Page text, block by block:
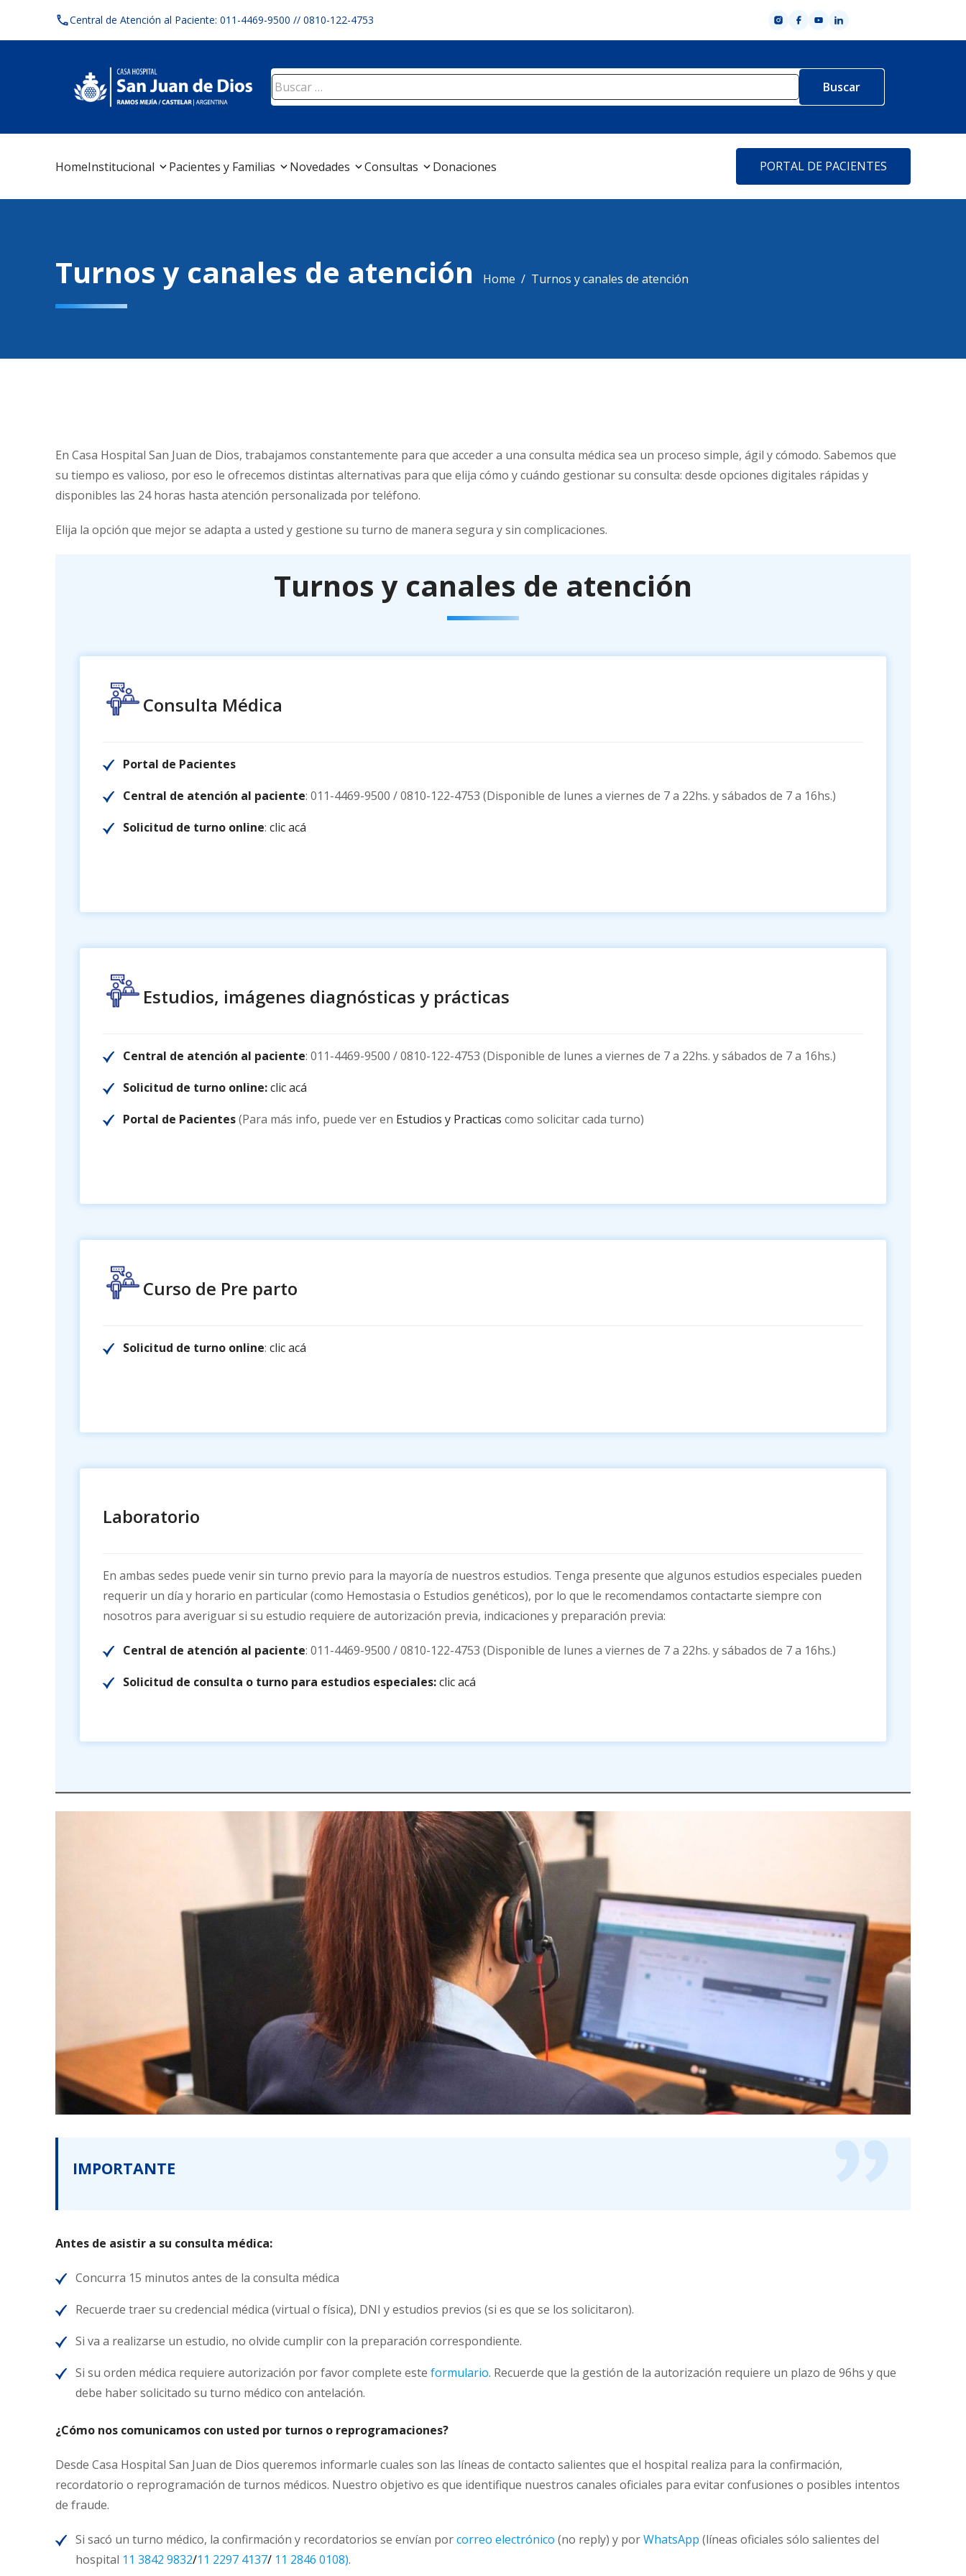
Central de Atención al Paciente: 011-4469-9500 // 0810-122-4753
Buscar:
HomeInstitucional Pacientes y Familias Novedades Consultas Donaciones PORTAL DE PACIENTES
Turnos y canales de atención Home Turnos y canales de atención
En Casa Hospital San Juan de Dios, trabajamos constantemente para que acceder a una consulta médica sea un proceso simple, ágil y cómodo. Sabemos que
su tiempo es valioso, por eso le ofrecemos distintas alternativas para que elija cómo y cuándo gestionar su consulta: desde opciones digitales rápidas y
disponibles las 24 horas hasta atención personalizada por teléfono.
Elija la opción que mejor se adapta a usted y gestione su turno de manera segura y sin complicaciones.
Turnos y canales de atención
Consulta Médica
Portal de Pacientes
Central de atención al paciente: 011-4469-9500 / 0810-122-4753 (Disponible de lunes a viernes de 7 a 22hs. y sábados de 7 a 16hs.)
Solicitud de turno online: clic acá
Estudios, imágenes diagnósticas y prácticas
Central de atención al paciente: 011-4469-9500 / 0810-122-4753 (Disponible de lunes a viernes de 7 a 22hs. y sábados de 7 a 16hs.)
Solicitud de turno online:clic acá
Portal de Pacientes(Para más info, puede ver en Estudios y Practicas como solicitar cada turno)
Curso de Pre parto
Solicitud de turno online: clic acá
Laboratorio
En ambas sedes puede venir sin turno previo para la mayoría de nuestros estudios. Tenga presente que algunos estudios especiales pueden
requerir un día y horario en particular (como Hemostasia o Estudios genéticos), por lo que le recomendamos contactarte siempre con
nosotros para averiguar si su estudio requiere de autorización previa, indicaciones y preparación previa:
Central de atención al paciente: 011-4469-9500 / 0810-122-4753 (Disponible de lunes a viernes de 7 a 22hs. y sábados de 7 a 16hs.)
Solicitud de consulta o turno para estudios especiales:clic acá
IMPORTANTE
Antes de asistir a su consulta médica:
Concurra 15 minutos antes de la consulta médica
Recuerde traer su credencial médica (virtual o física), DNI y estudios previos (si es que se los solicitaron).
Si va a realizarse un estudio, no olvide cumplir con la preparación correspondiente.
Si su orden médica requiere autorización por favor complete este formulario. Recuerde que la gestión de la autorización requiere un plazo de 96hs y que
debe haber solicitado su turno médico con antelación.
¿Cómo nos comunicamos con usted por turnos o reprogramaciones?
Desde Casa Hospital San Juan de Dios queremos informarle cuales son las líneas de contacto salientes que el hospital realiza para la confirmación,
recordatorio o reprogramación de turnos médicos. Nuestro objetivo es que identifique nuestros canales oficiales para evitar confusiones o posibles intentos
de fraude.
Si sacó un turno médico, la confirmación y recordatorios se envían porcorreo electrónico (no reply) y porWhatsApp (líneas oficiales sólo salientes del
hospital 11 3842 9832/11 2297 4137/ 11 2846 0108).